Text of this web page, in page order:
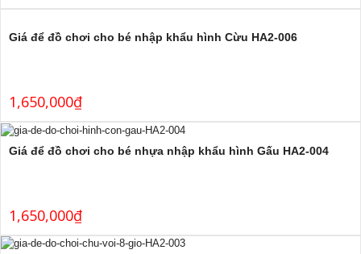
Giá để đồ chơi cho bé nhập khẩu hình Cừu HA2-006
1,650,000₫
Giá để đồ chơi cho bé nhựa nhập khẩu hình Gấu HA2-004
1,650,000₫